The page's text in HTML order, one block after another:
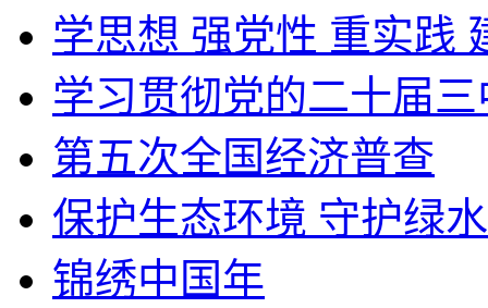
学思想 强党性 重实践
学习贯彻党的二十届
第五次全国经济普查
保护生态环境 守护绿
锦绣中国年